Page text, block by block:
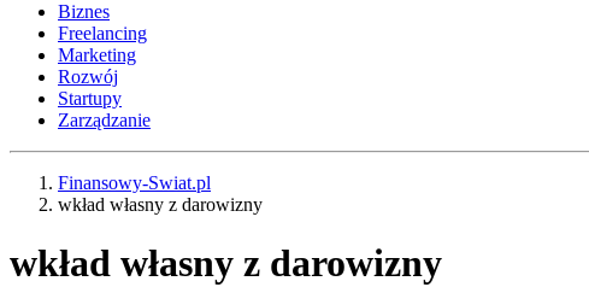
Biznes
Freelancing
Marketing
Rozwój
Startupy
Zarządzanie
Finansowy-Swiat.pl
wkład własny z darowizny
wkład własny z darowizny